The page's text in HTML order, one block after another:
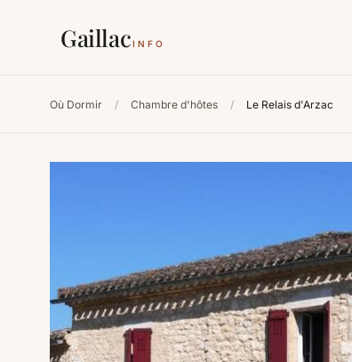
GaillacINFO
Où Dormir / Chambre d'hôtes / Le Relais d'Arzac